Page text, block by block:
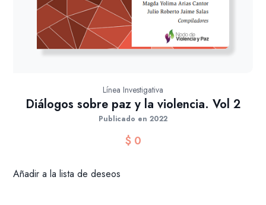
Línea Investigativa
Diálogos sobre paz y la violencia. Vol 2
Publicado en 2022
$0
Añadir a la lista de deseos